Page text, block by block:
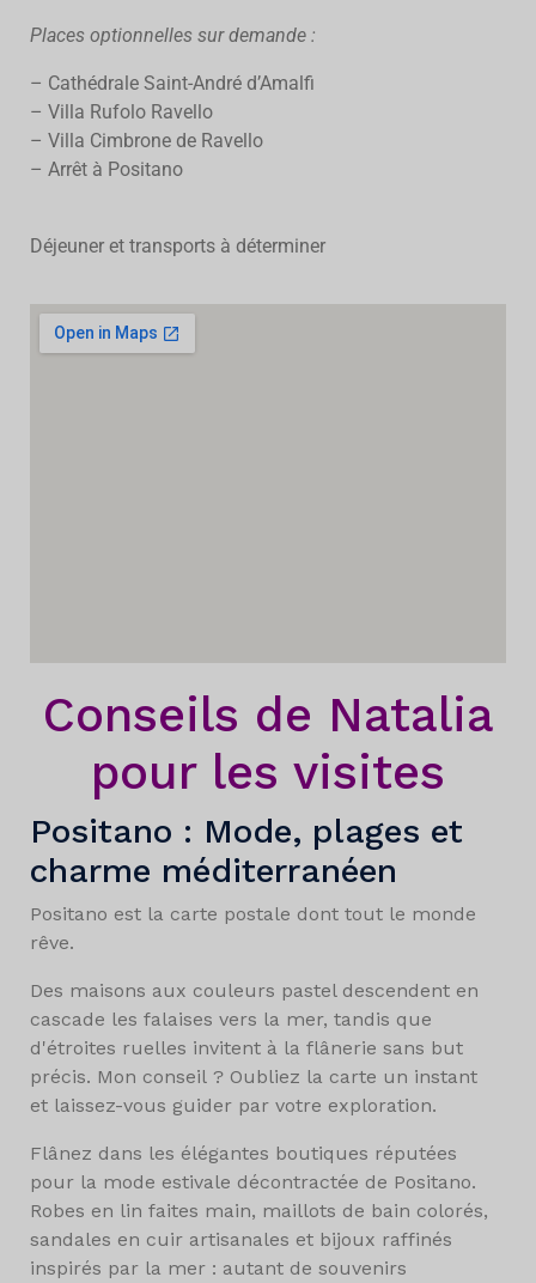
Places optionnelles sur demande :
– Cathédrale Saint-André d’Amalfi
– Villa Rufolo Ravello
– Villa Cimbrone de Ravello
– Arrêt à Positano
Déjeuner et transports à déterminer
Conseils de Natalia
pour les visites
Positano : Mode, plages et
charme méditerranéen
Positano est la carte postale dont tout le monde
rêve.
Des maisons aux couleurs pastel descendent en
cascade les falaises vers la mer, tandis que
d'étroites ruelles invitent à la flânerie sans but
précis. Mon conseil ? Oubliez la carte un instant
et laissez-vous guider par votre exploration.
Flânez dans les élégantes boutiques réputées
pour la mode estivale décontractée de Positano.
Robes en lin faites main, maillots de bain colorés,
sandales en cuir artisanales et bijoux raffinés
inspirés par la mer : autant de souvenirs